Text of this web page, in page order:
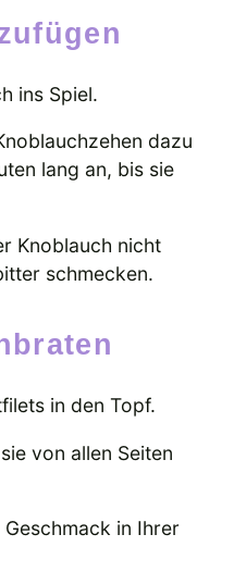
ins Spiel.
dazu
lang an, bis sie
Knoblauch nicht
schmecken.
in den Topf.
von allen Seiten
in Ihrer